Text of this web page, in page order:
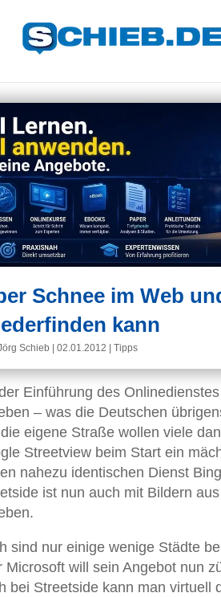
Schnee im Web
kann
Schieb 02.01.2012 Tipps
Einführung des Onlinedienstes
– was die Deutschen
eigene Straße wollen viele
Streetview beim Start ein
nahezu identischen Dienst
ist nun auch mit Bildern
sind nur einige wenige Städte
Microsoft will sein Angebot nun
bei Streetside kann man virtuell